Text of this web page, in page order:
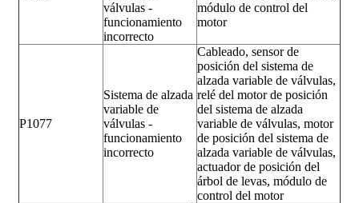
válvulas -
funcionamiento
incorrecto
módulo de control del
motor
P1077
Sistema de alzada
variable de
válvulas -
funcionamiento
incorrecto
Cableado, sensor de
posición del sistema de
alzada variable de válvulas,
relé del motor de posición
del sistema de alzada
variable de válvulas, motor
de posición del sistema de
alzada variable de válvulas,
actuador de posición del
árbol de levas, módulo de
control del motor